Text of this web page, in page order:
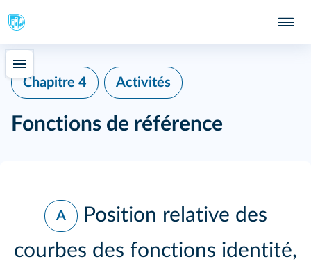
Chapitre 4 Activités
Fonctions de référence
A
Position relative des
courbes des fonctions identité,